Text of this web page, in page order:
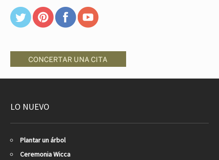
LO NUEVO
Plantar un árbol
Ceremonia Wicca